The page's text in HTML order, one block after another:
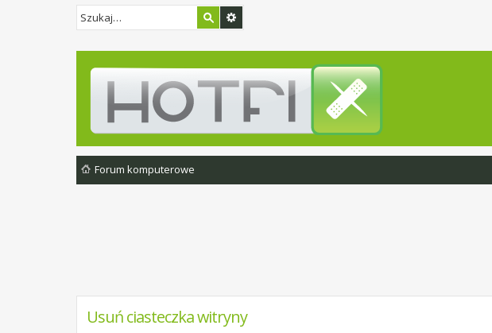
Forum komputerowe
Usuń ciasteczka witryny